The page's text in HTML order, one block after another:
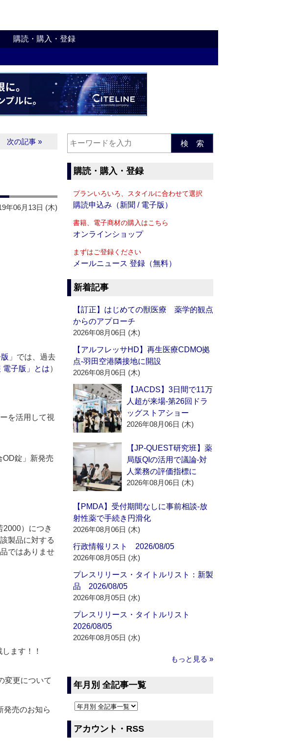
購読・購入・登録
次の記事 »
年06月13日 (木)
」では、過去
電子版」とは）
を活用して視
OD錠」新発売
）につき
製品に対する
ではありませ
ます！！
変更について
発売のお知ら
検 索
購読・購入・登録
プランいろいろ、スタイルに合わせて選択
購読申込み（新聞 / 電子版）
書籍、電子商材の購入はこちら
オンラインショップ
まずはご登録ください
メールニュース 登録（無料）
新着記事
【訂正】はじめての獣医療 薬学的観点
からのアプローチ
2026年08月06日 (木)
【アルフレッサHD】再生医療CDMO拠
点‐羽田空港隣接地に開設
2026年08月06日 (木)
【JACDS】3日間で11万
人超が来場‐第26回ドラ
ッグストアショー
2026年08月06日 (木)
【JP-QUEST研究班】薬
局版QIの活用で議論‐対
人業務の評価指標に
2026年08月06日 (木)
【PMDA】受付期間なしに事前相談‐放
射性薬で手続き円滑化
2026年08月06日 (木)
行政情報リスト 2026/08/05
2026年08月05日 (水)
プレスリリース・タイトルリスト：新製
品 2026/08/05
2026年08月05日 (水)
プレスリリース・タイトルリスト
2026/08/05
2026年08月05日 (水)
もっと見る »
年月別 全記事一覧
アカウント・RSS